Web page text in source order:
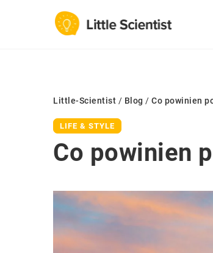
Little-Scientist / Blog / Co powinien
LIFE & STYLE
Co powinien